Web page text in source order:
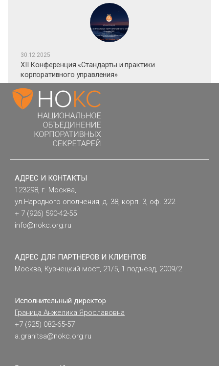
30.12.2025
XII Конференция «Стандарты и практики
корпоративного управления»
АДРЕС И КОНТАКТЫ
123298, г. Москва,
ул.Народного ополчения, д. 38, корп. 3, оф. 322
+ 7 (926) 590-42-55
info@nokc.org.ru
АДРЕС ДЛЯ ПАРТНЕРОВ И КЛИЕНТОВ
Москва, Кузнецкий мост, 21/5, 1 подъезд, 2009/2
Исполнительный директор
Граница Анжелика Ярославовна
+7 (925) 082-65-57
a.granitsa@nokc.org.ru